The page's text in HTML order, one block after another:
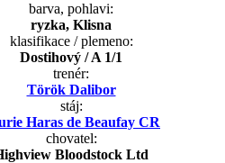
barva, pohlavi:
ryzka, Klisna
klasifikace / plemeno:
Dostihový / A 1/1
trenér:
Török Dalibor
stáj:
Haras de Beaufay CR
chovatel:
Bloodstock Ltd